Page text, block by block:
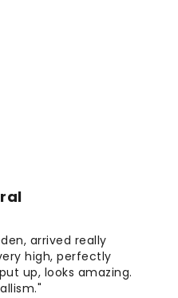
arrived really
high, perfectly
up, looks amazing.